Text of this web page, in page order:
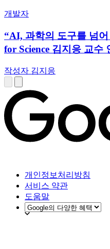
개발자
“AI, 과학의 도구를 넘
for Science 김지응 교수
작성자 김지응
개인정보처리방침
서비스 약관
도움말